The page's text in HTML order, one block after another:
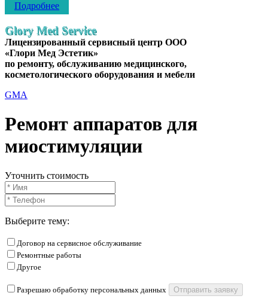
Подробнее
Glory Med Service
Лицензированный сервисный центр ООО
«Глори Мед Эстетик»
по ремонту, обслуживанию медицинского,
косметологического оборудования и мебели
GMA
Ремонт аппаратов для
миостимуляции
Уточнить стоимость
Выберите тему:
Договор на сервисное обслуживание
Ремонтные работы
Другое
Разрешаю обработку персональных данных Отправить заявку